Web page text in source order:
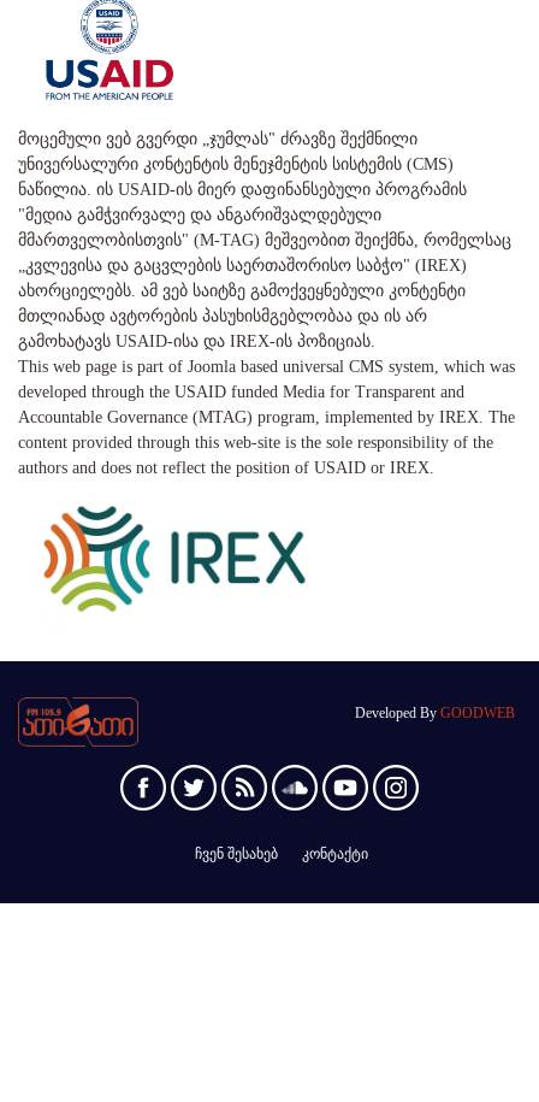
მოცემული ვებ გვერდი „ჯუმლას" ძრავზე შექმნილი
უნივერსალური კონტენტის მენეჯმენტის სისტემის (CMS)
ნაწილია. ის USAID-ის მიერ დაფინანსებული პროგრამის
"მედია გამჭვირვალე და ანგარიშვალდებული
მმართველობისთვის" (M-TAG) მეშვეობით შეიქმნა, რომელსაც
„კვლევისა და გაცვლების საერთაშორისო საბჭო" (IREX)
ახორციელებს. ამ ვებ საიტზე გამოქვეყნებული კონტენტი
მთლიანად ავტორების პასუხისმგებლობაა და ის არ
გამოხატავს USAID-ისა და IREX-ის პოზიციას.
This web page is part of Joomla based universal CMS system, which was
developed through the USAID funded Media for Transparent and
Accountable Governance (MTAG) program, implemented by IREX. The
content provided through this web-site is the sole responsibility of the
authors and does not reflect the position of USAID or IREX.
Developed By GOODWEB
ჩვენ შესახებ კონტაქტი